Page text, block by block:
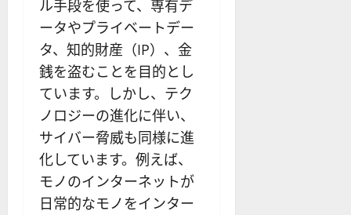
ル手段を使って、専有デ
ータやプライベートデー
タ、知的財産（IP）、金
銭を盗むことを目的とし
ています。しかし、テク
ノロジーの進化に伴い、
サイバー脅威も同様に進
化しています。例えば、
モノのインターネットが
日常的なモノをインター